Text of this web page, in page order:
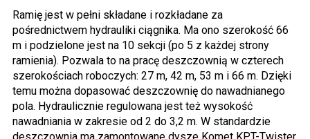
Ramię jest w pełni składane i rozkładane za
pośrednictwem hydrauliki ciągnika. Ma ono szerokość 66
m i podzielone jest na 10 sekcji (po 5 z każdej strony
ramienia). Pozwala to na pracę deszczownią w czterech
szerokościach roboczych: 27 m, 42 m, 53 m i 66 m. Dzięki
temu można dopasować deszczownię do nawadnianego
pola. Hydraulicznie regulowana jest też wysokość
nawadniania w zakresie od 2 do 3,2 m. W standardzie
deszczownia ma zamontowane dysze Komet KPT-Twister.